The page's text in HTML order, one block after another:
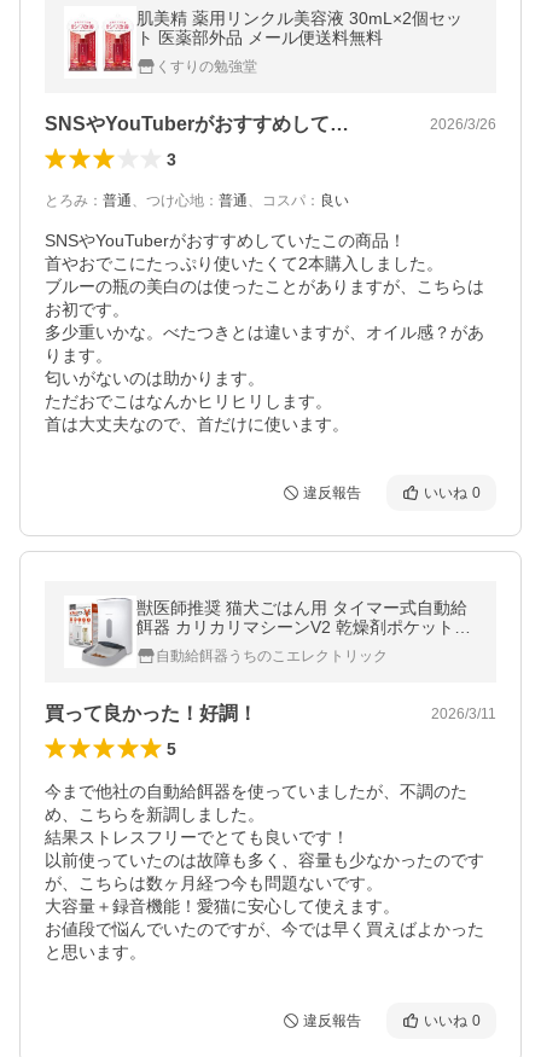
肌美精 薬用リンクル美容液 30mL×2個セッ
ト 医薬部外品 メール便送料無料
くすりの勉強堂
SNSやYouTuberがおすすめして… 2026/3/26
3
とろみ ： 普通、 つけ心地 ： 普通、 コスパ ： 良い
SNSやYouTuberがおすすめしていたこの商品！
首やおでこにたっぷり使いたくて2本購入しました。
ブルーの瓶の美白のは使ったことがありますが、こちらは
お初です。
多少重いかな。べたつきとは違いますが、オイル感？があ
ります。
匂いがないのは助かります。
ただおでこはなんかヒリヒリします。
首は大丈夫なので、首だけに使います。
違反報告 いいね 0
獣医師推奨 猫犬ごはん用 タイマー式自動給
餌器 カリカリマシーンV2 乾燥剤ポケット搭
載 電池 安心日本メーカー1年保証サポート
最新 音声録音
自動給餌器うちのこエレクトリック
買って良かった！好調！ 2026/3/11
5
今まで他社の自動給餌器を使っていましたが、不調のた
め、こちらを新調しました。
結果ストレスフリーでとても良いです！
以前使っていたのは故障も多く、容量も少なかったのです
が、こちらは数ヶ月経つ今も問題ないです。
大容量＋録音機能！愛猫に安心して使えます。
お値段で悩んでいたのですが、今では早く買えばよかった
と思います。
違反報告 いいね 0